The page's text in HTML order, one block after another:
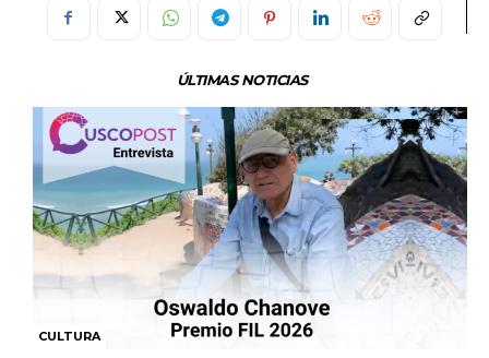
ÚLTIMAS NOTICIAS
CULTURA